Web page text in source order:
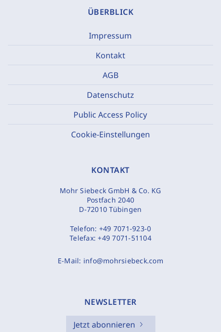
ÜBERBLICK
Impressum
Kontakt
AGB
Datenschutz
Public Access Policy
Cookie-Einstellungen
KONTAKT
Mohr Siebeck GmbH & Co. KG
Postfach 2040
D-72010 Tübingen
Telefon: +49 7071-923-0
Telefax:+49 7071-51104
E-Mail: info@mohrsiebeck.com
NEWSLETTER
Jetzt abonnieren